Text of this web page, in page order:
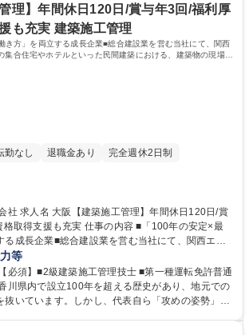
： 資格：第一種運転免許普通自動車
理】年間休日120日/賞与年3回/福利厚
も充実 建築施工管理
き方」を両立する成長企業■総合建設業を営む当社にて、関西
集合住宅やホテルといった民間建築における、建築物の現場施
。
勤なし 退職金あり
完全週休2日制
日120日/賞
仕事の内容 ■「100年の安定×最
る成長企業■総合建設業を営む当社にて、関西エリ
集合住宅やホテルといった民間建築における、建築
【詳細】■民間／公共建築の現場
ますが、残業は月平均25時間程度。パソコンでの
ないで進められるスケジュール設定に意識的に取
等
級建築施工管理技士 ■第一種運転免許普通
抜いています。しかし、代表自ら「攻めの姿勢」を